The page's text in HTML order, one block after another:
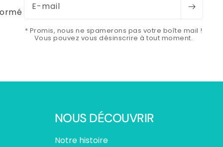
E-mail
* Promis, nous ne spamerons pas votre boîte mail !
Vous pouvez vous désinscrire à tout moment.
NOUS DÉCOUVRIR
Notre histoire